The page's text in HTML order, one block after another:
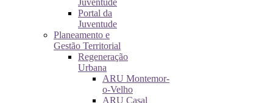
Juventude
Portal da
Juventude
Planeamento e
Gestão Territorial
Regeneração
Urbana
ARU Montemor-
o-Velho
ARU Casal